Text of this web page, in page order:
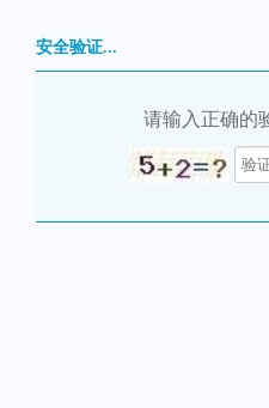
安全验证...
请输入正确的